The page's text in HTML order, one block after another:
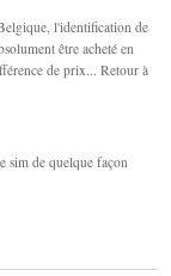
l'identification de
être acheté en
de prix... Retour à
sim de quelque façon